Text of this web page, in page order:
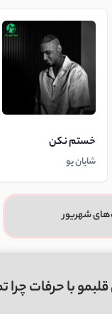
خستم نکن
شایان یو
شهریور
با حرفات چرا